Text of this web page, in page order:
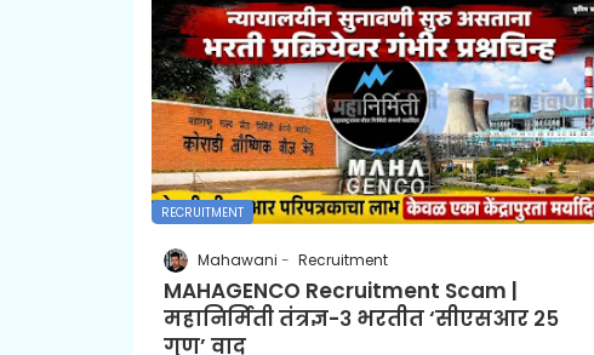
RECRUITMENT
Mahawani Recruitment
MAHAGENCO Recruitment Scam |
महानिर्मिती तंत्रज्ञ-३ भरतीत ‘सीएसआर २५
गुण’ वाद